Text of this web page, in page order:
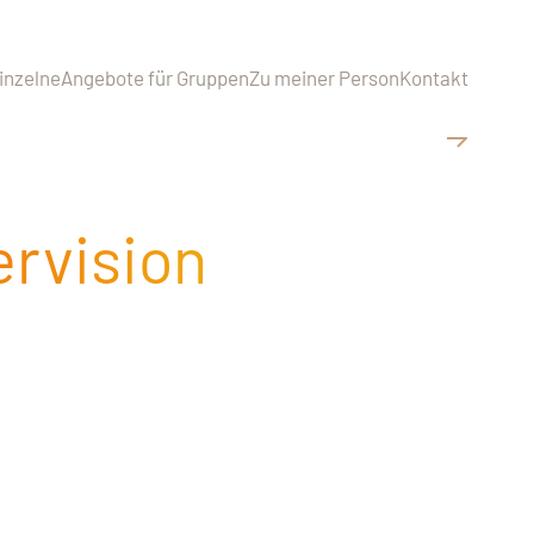
Angebote für GruppenZu meiner PersonKontakt